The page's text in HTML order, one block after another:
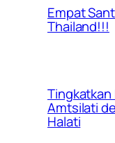
Empat
Thailand!!!
Tingkatkan
Amtsilati
Halati